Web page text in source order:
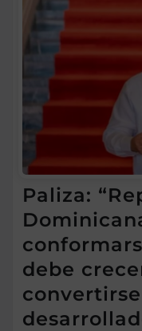
Paliza:
debe